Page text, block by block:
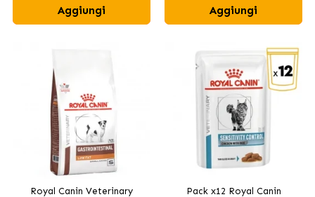
Aggiungi Aggiungi
Royal Canin Veterinary
Pack x12 Royal Canin